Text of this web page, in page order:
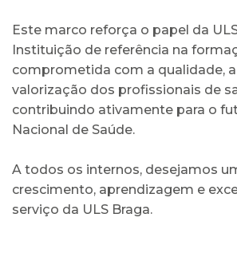
Este marco reforça o papel da
Instituição de referência na
comprometida com a qualidade,
valorização dos profissionais de
contribuindo ativamente para o
Nacional de Saúde.
A todos os internos, desejamos
crescimento, aprendizagem e
serviço da ULS Braga.